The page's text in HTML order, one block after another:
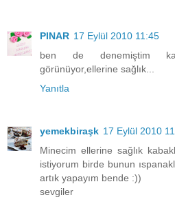
PINAR 17 Eylül 2010 11:45
ben de denemiştim
görünüyor,ellerine sağlık...
Yanıtla
yemekbiraşk 17 Eylül 2010
Minecim ellerine sağlık
istiyorum birde bunun
artık yapayım bende :))
sevgiler